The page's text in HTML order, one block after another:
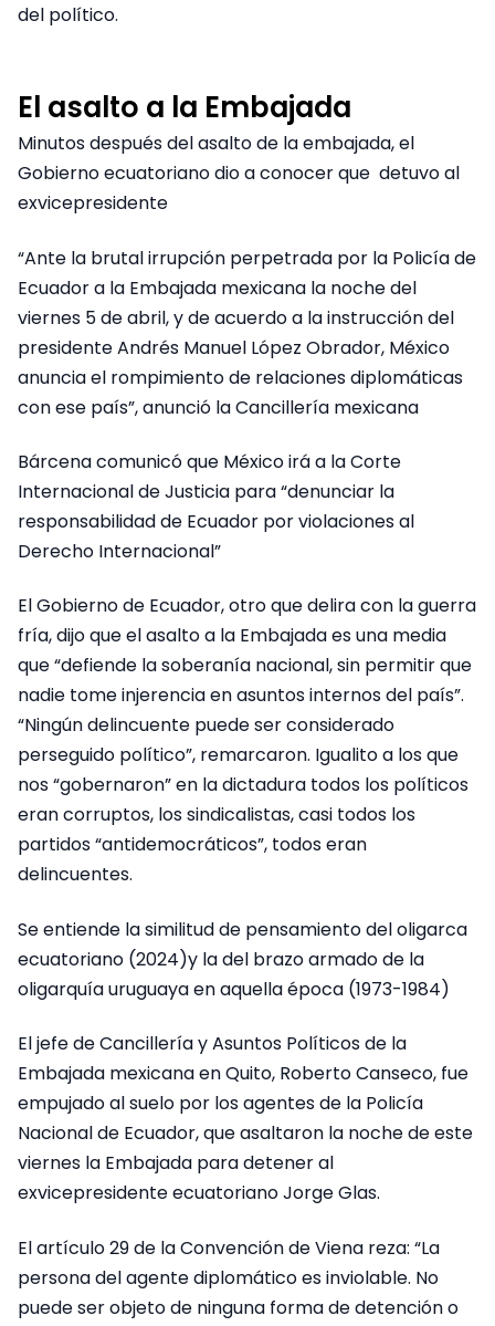
del político.
El asalto a la Embajada
Minutos después del asalto de la embajada, el
Gobierno ecuatoriano dio a conocer que detuvo al
exvicepresidente
“Ante la brutal irrupción perpetrada por la Policía de
Ecuador a la Embajada mexicana la noche del
viernes 5 de abril, y de acuerdo a la instrucción del
presidente Andrés Manuel López Obrador, México
anuncia el rompimiento de relaciones diplomáticas
con ese país”, anunció la Cancillería mexicana
Bárcena comunicó que México irá a la Corte
Internacional de Justicia para “denunciar la
responsabilidad de Ecuador por violaciones al
Derecho Internacional”
El Gobierno de Ecuador, otro que delira con la guerra
fría, dijo que el asalto a la Embajada es una media
que “defiende la soberanía nacional, sin permitir que
nadie tome injerencia en asuntos internos del país”.
“Ningún delincuente puede ser considerado
perseguido político”, remarcaron. Igualito a los que
nos “gobernaron” en la dictadura todos los políticos
eran corruptos, los sindicalistas, casi todos los
partidos “antidemocráticos”, todos eran
delincuentes.
Se entiende la similitud de pensamiento del oligarca
ecuatoriano (2024)y la del brazo armado de la
oligarquía uruguaya en aquella época (1973-1984)
El jefe de Cancillería y Asuntos Políticos de la
Embajada mexicana en Quito, Roberto Canseco, fue
empujado al suelo por los agentes de la Policía
Nacional de Ecuador, que asaltaron la noche de este
viernes la Embajada para detener al
exvicepresidente ecuatoriano Jorge Glas.
El artículo 29 de la Convención de Viena reza: “La
persona del agente diplomático es inviolable. No
puede ser objeto de ninguna forma de detención o